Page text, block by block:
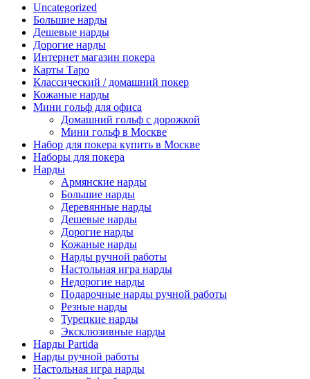
Uncategorized
Большие нарды
Дешевые нарды
Дорогие нарды
Интернет магазин покера
Карты Таро
Классический / домашний покер
Кожаные нарды
Мини гольф для офиса
Домашний гольф с дорожкой
Мини гольф в Москве
Набор для покера купить в Москве
Наборы для покера
Нарды
Армянские нарды
Большие нарды
Деревянные нарды
Дешевые нарды
Дорогие нарды
Кожаные нарды
Нарды ручной работы
Настольная игра нарды
Недорогие нарды
Подарочные нарды ручной работы
Резные нарды
Турецкие нарды
Эксклюзивные нарды
Нарды Partida
Нарды ручной работы
Настольная игра нарды